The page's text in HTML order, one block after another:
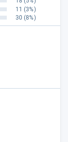
11 (3%)
30 (8%)